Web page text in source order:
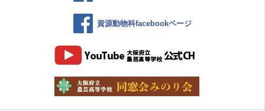
資源動物科facebookページ